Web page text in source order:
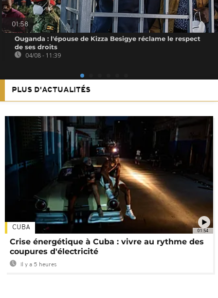
01:58
Ouganda : l'épouse de Kizza Besigye réclame le respect
de ses droits
04/08 - 11:39
PLUS D'ACTUALITÉS
01:54
CUBA
Crise énergétique à Cuba : vivre au rythme des
coupures d'électricité
Il y a 5 heures